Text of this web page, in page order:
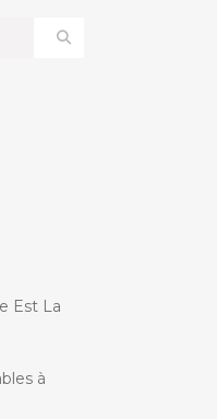
Est La
à